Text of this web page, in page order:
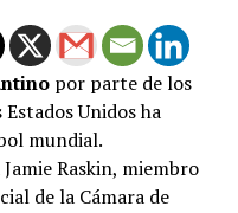
por parte de los
Unidos ha
mundial.
Raskin, miembro
de la Cámara de